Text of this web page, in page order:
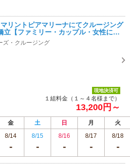
リントピアマリーナにてクルージング
【ファミリー・カップル・女性にお
ズ・クルージング
現地決済可
１組料金（１～４名様まで）
13,200円～
金 土 日 月
火
8/14 8/15 8/16 8/17 8/18